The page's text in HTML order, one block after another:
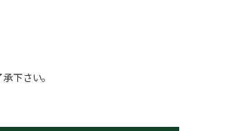
下さい。